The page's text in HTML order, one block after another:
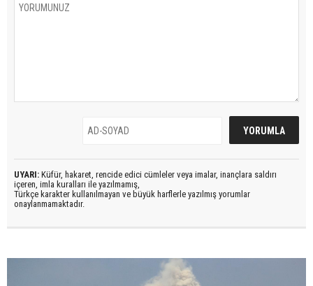
UYARI: Küfür, hakaret, rencide edici cümleler veya imalar, inançlara saldırı
içeren, imla kuralları ile yazılmamış,
Türkçe karakter kullanılmayan ve büyük harflerle yazılmış yorumlar
onaylanmamaktadır.